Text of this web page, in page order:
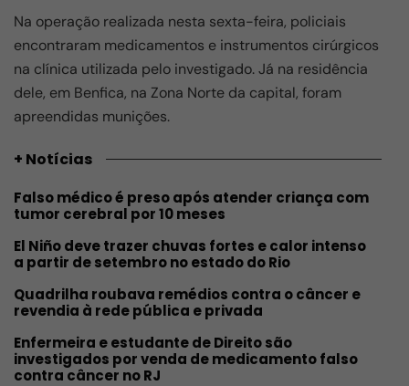
Na operação realizada nesta sexta-feira, policiais
encontraram medicamentos e instrumentos cirúrgicos
na clínica utilizada pelo investigado. Já na residência
dele, em Benfica, na Zona Norte da capital, foram
apreendidas munições.
+ Notícias
Falso médico é preso após atender criança com
tumor cerebral por 10 meses
El Niño deve trazer chuvas fortes e calor intenso
a partir de setembro no estado do Rio
Quadrilha roubava remédios contra o câncer e
revendia à rede pública e privada
Enfermeira e estudante de Direito são
investigados por venda de medicamento falso
contra câncer no RJ